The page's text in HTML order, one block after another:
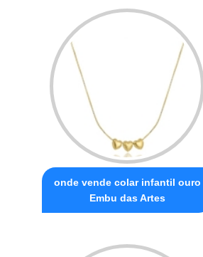
onde vende colar infantil ouro
Embu das Artes